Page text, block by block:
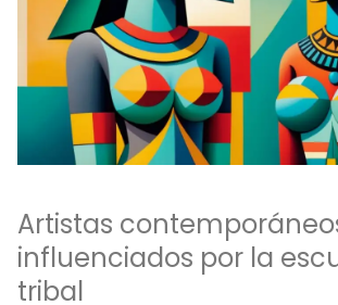
Artistas
influenciados por la
tribal